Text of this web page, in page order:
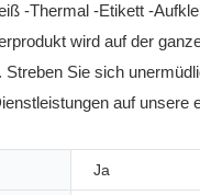
-Thermal -Etikett -
wird auf der
Sie sich
auf
Ja